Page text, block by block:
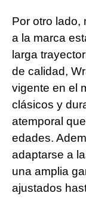
Por otro lado,⁤
a la marca
larga
⁤de ​calidad,
vigente en el
clásicos y
atemporal
edades.
adaptarse a
una ​amplia
ajustados